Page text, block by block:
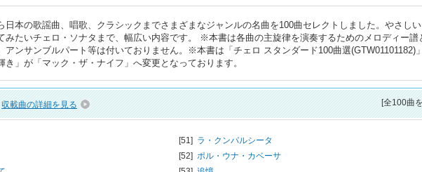
日本の歌謡曲、唱歌、クラシックまでさまざまなジャンルの名曲を100曲セレクトしました。やさし
みたいチェロ・ソナタまで、幅広い内容です。 ※本書は各曲の主旋律を演奏するためのメロディー譜
アンサンブルパート等は付いておりません。※本書は「チェロ スタンダード100曲選(GTW01101182)
き」が「マック・ザ・ナイフ」へ変更となっております。
収載曲の詳細を見る [全100曲
[51] ラ・クンパルシータ
[52] ポル・ウナ・カベーサ